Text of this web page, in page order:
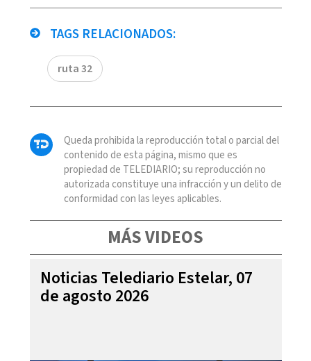
TAGS RELACIONADOS:
ruta 32
Queda prohibida la reproducción total o parcial del
contenido de esta página, mismo que es
propiedad de TELEDIARIO; su reproducción no
autorizada constituye una infracción y un delito de
conformidad con las leyes aplicables.
MÁS VIDEOS
Noticias Telediario Estelar, 07
de agosto 2026